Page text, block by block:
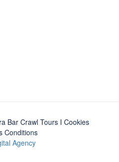
Bar Crawl Tours I Cookies
Conditions
Agency